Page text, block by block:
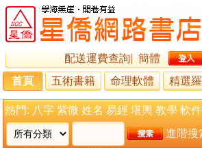
配送運費查詢
簡體
首頁
五術書籍 命理軟體 精選
熱門: 八字 紫微 姓名 易經 堪輿 教學 軟件
進階搜